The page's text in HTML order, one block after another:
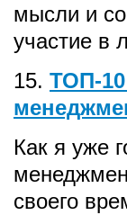
мысли и
участие в
15. ТОП-10
Как я уже
своего